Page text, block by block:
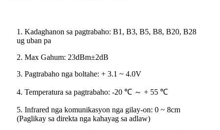
1. Kadaghanon sa pagtrabaho: B1, B3, B5, B8, B20, B28
ug uban pa
2. Max Gahum: 23dBm±2dB
3. Pagtrabaho nga boltahe: + 3.1 ~ 4.0V
4. Temperatura sa pagtrabaho: -20 ℃ ～ + 55 ℃
5. Infrared nga komunikasyon nga gilay-on: 0 ~ 8cm
(Paglikay sa direkta nga kahayag sa adlaw)